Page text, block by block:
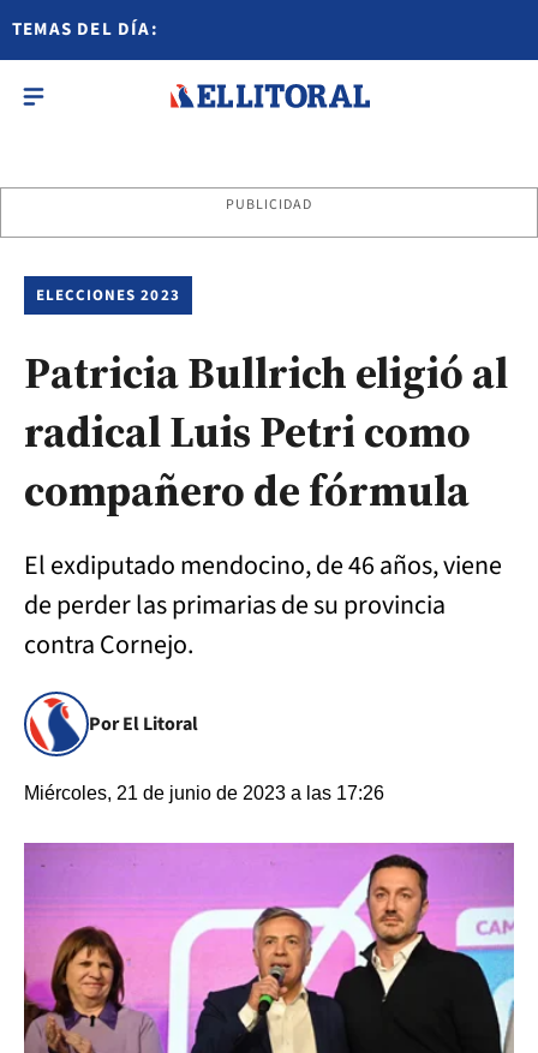
TEMAS DEL DÍA:
PUBLICIDAD
ELECCIONES 2023
Patricia Bullrich eligió al
radical Luis Petri como
compañero de fórmula
El exdiputado mendocino, de 46 años, viene
de perder las primarias de su provincia
contra Cornejo.
Por El Litoral
Miércoles, 21 de junio de 2023 a las 17:26